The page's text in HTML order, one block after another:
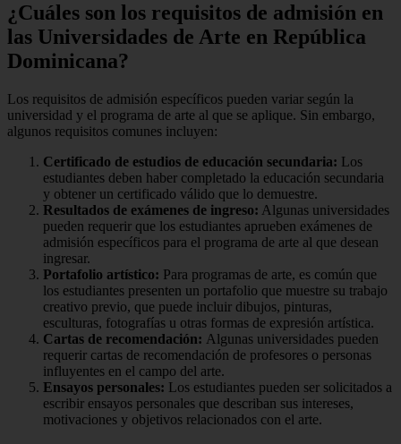
¿Cuáles son los requisitos de admisión en
las Universidades de Arte en República
Dominicana?
Los requisitos de admisión específicos pueden variar según la
universidad y el programa de arte al que se aplique. Sin embargo,
algunos requisitos comunes incluyen:
Certificado de estudios de educación secundaria: Los
estudiantes deben haber completado la educación secundaria
y obtener un certificado válido que lo demuestre.
Resultados de exámenes de ingreso: Algunas universidades
pueden requerir que los estudiantes aprueben exámenes de
admisión específicos para el programa de arte al que desean
ingresar.
Portafolio artístico: Para programas de arte, es común que
los estudiantes presenten un portafolio que muestre su trabajo
creativo previo, que puede incluir dibujos, pinturas,
esculturas, fotografías u otras formas de expresión artística.
Cartas de recomendación: Algunas universidades pueden
requerir cartas de recomendación de profesores o personas
influyentes en el campo del arte.
Ensayos personales: Los estudiantes pueden ser solicitados a
escribir ensayos personales que describan sus intereses,
motivaciones y objetivos relacionados con el arte.